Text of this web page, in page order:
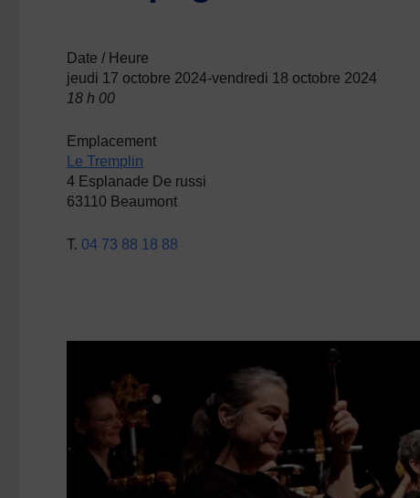
Date / Heure
jeudi 17 octobre 2024-vendredi 18 octobre 2024
18 h 00
Emplacement
Le Tremplin
4 Esplanade De russi
63110 Beaumont
T. 04 73 88 18 88